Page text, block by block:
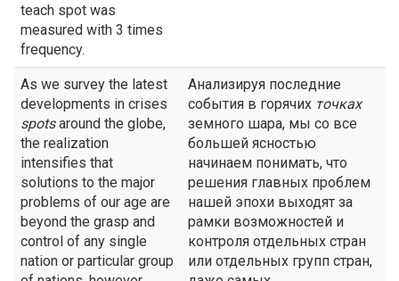
teach spot was
measured with 3 times
frequency.
As we survey the latest
developments in crises
spotsaround the globe,
the realization
intensifies that
solutions to the major
problems of our age are
beyond the grasp and
control of any single
nation or particular group
Анализируя последние
события в горячих точках
земного шара, мы со все
большей ясностью
начинаем понимать, что
решения главных проблем
нашей эпохи выходят за
рамки возможностей и
контроля отдельных стран
или отдельных групп стран,